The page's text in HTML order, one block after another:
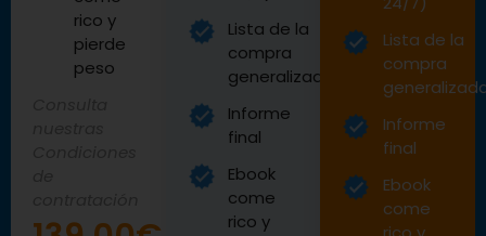
rico y
pierde
peso
Lista de la
compra
generalizada
Informe
final
Ebook
come
rico y
Lista de la
compra
Informe
final
Ebook
come